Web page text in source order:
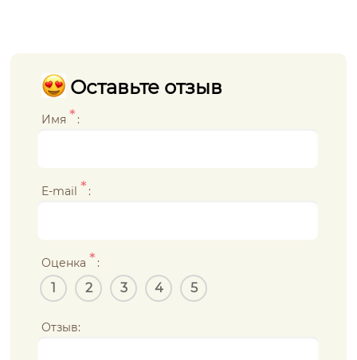
Оставьте отзыв
Имя * :
E-mail * :
Оценка * :
1 2 3 4 5
Отзыв: